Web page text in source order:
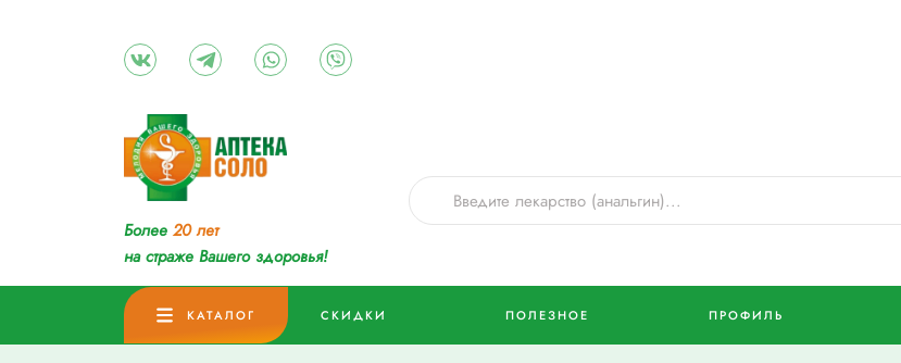
Более 20 лет
на страже Вашего здоровья!
КАТАЛОГ СКИДКИ ПОЛЕЗНОЕ ПРОФИЛЬ